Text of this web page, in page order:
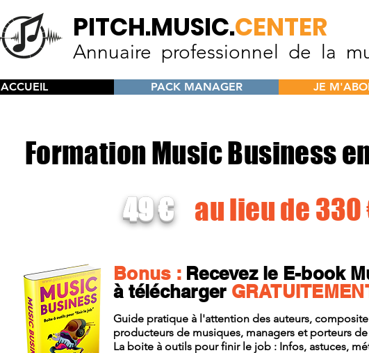
PITCH.MUSIC.CENTER
Annuaire professionnel de la
ACCUEIL
PACK MANAGER JE
Bonus :Recevez le E-book
à télécharger
Guide pratique à l'attention des auteurs,
producteurs de musiques, managers et porteurs
La boite à outils pour finir le job : Infos, astuces,
49 € au lieu de 330
Formation Music Business